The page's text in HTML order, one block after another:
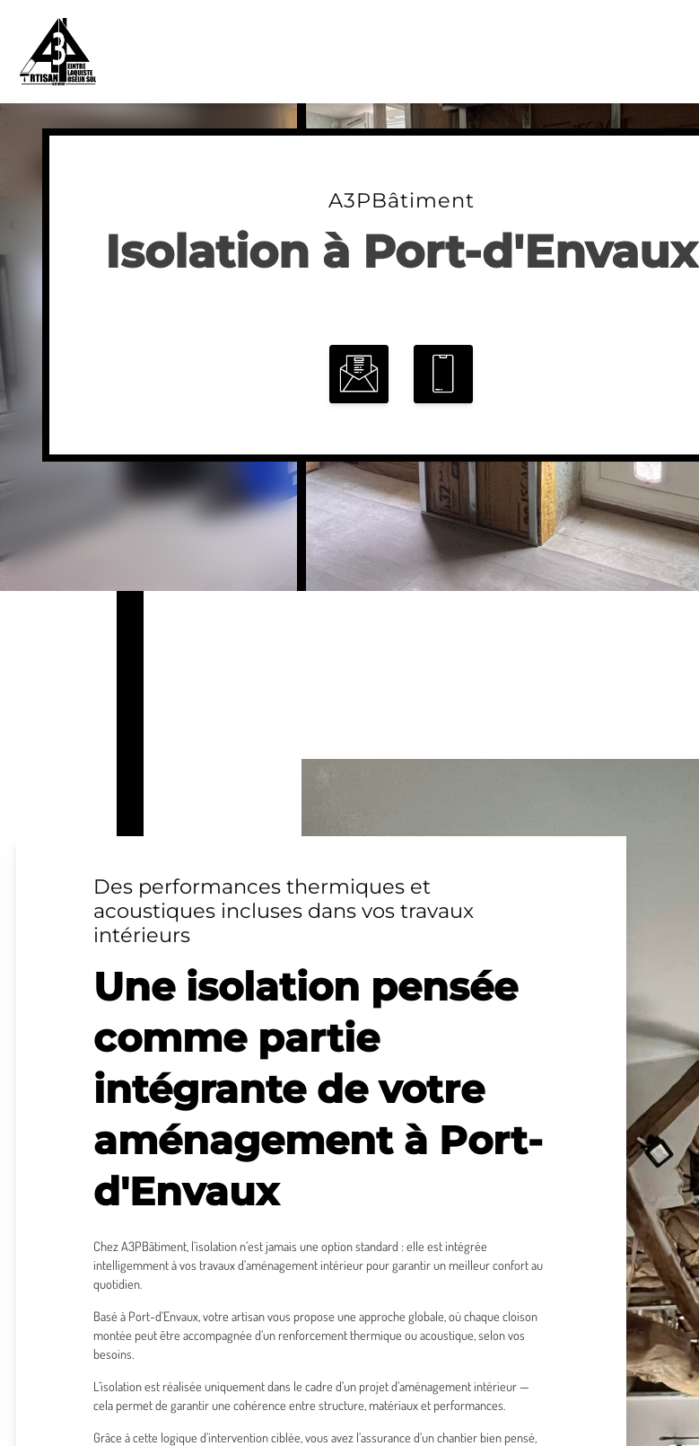
content
A3PBâtiment
Isolation à Port-d'Envaux
Des performances thermiques et
acoustiques incluses dans vos travaux
intérieurs
Une isolation pensée
comme partie
intégrante de votre
aménagement à Port-
d'Envaux
Chez A3PBâtiment, l’isolation n’est jamais une option standard : elle est intégrée
intelligemment à vos travaux d’aménagement intérieur pour garantir un meilleur confort au
quotidien.
Basé à Port-d’Envaux, votre artisan vous propose une approche globale, où chaque cloison
montée peut être accompagnée d’un renforcement thermique ou acoustique, selon vos
besoins.
L’isolation est réalisée uniquement dans le cadre d’un projet d’aménagement intérieur —
cela permet de garantir une cohérence entre structure, matériaux et performances.
Grâce à cette logique d’intervention ciblée, vous avez l’assurance d’un chantier bien pensé,